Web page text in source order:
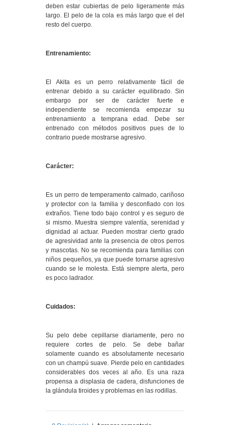
deben estar cubiertas de pelo ligeramente más
largo. El pelo de la cola es más largo que el del
resto del cuerpo.
Entrenamiento:
El Akita es un perro relativamente fácil de
entrenar debido a su carácter equilibrado. Sin
embargo por ser de carácter fuerte e
independiente se recomienda empezar su
entrenamiento a temprana edad. Debe ser
entrenado con métodos positivos pues de lo
contrario puede mostrarse agresivo.
Carácter:
Es un perro de temperamento calmado, cariñoso
y protector con la familia y desconfiado con los
extraños. Tiene todo bajo control y es seguro de
si mismo. Muestra siempre valentía, serenidad y
dignidad al actuar. Pueden mostrar cierto grado
de agresividad ante la presencia de otros perros
y mascotas. No se recomienda para familias con
niños pequeños, ya que puede tornarse agresivo
cuando se le molesta. Está siempre alerta, pero
es poco ladrador.
Cuidados:
Su pelo debe cepillarse diariamente, pero no
requiere cortes de pelo. Se debe bañar
solamente cuando es absolutamente necesario
con un champú suave. Pierde pelo en cantidades
considerables dos veces al año. Es una raza
propensa a displasia de cadera, disfunciones de
la glándula tiroides y problemas en las rodillas.